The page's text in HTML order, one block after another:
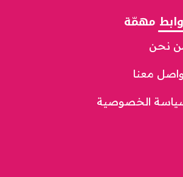
مهمّة
نحن
معنا
الخصوصية